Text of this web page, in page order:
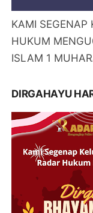
KAMI SEGENAP
HUKUM
ISLAM 1
DIRGAHAYU